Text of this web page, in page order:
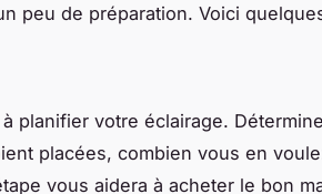
peu de préparation. Voici
planifier votre éclairage.
placées, combien vous en
vous aidera à acheter le bon